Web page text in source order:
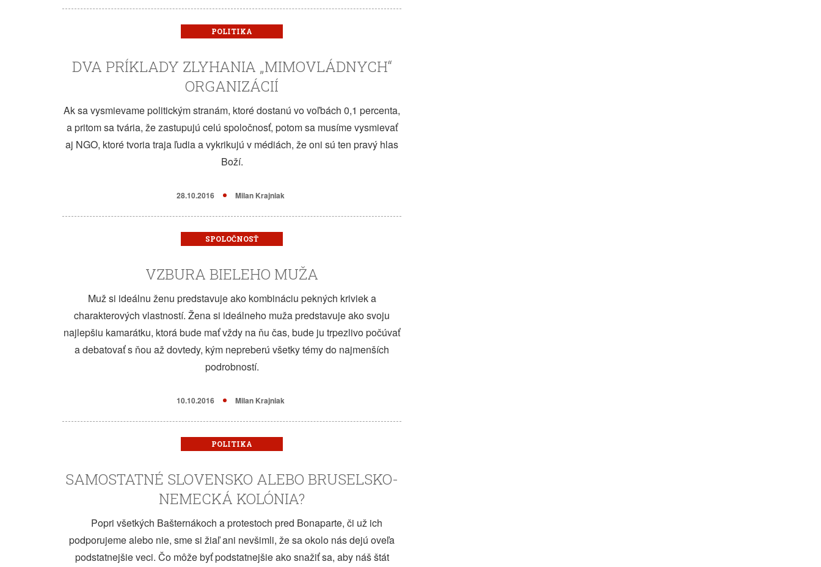
POLITIKA
DVA PRÍKLADY ZLYHANIA „MIMOVLÁDNYCH“
ORGANIZÁCIÍ
Ak sa vysmievame politickým stranám, ktoré dostanú vo voľbách 0,1 percenta,
a pritom sa tvária, že zastupujú celú spoločnosť, potom sa musíme vysmievať
aj NGO, ktoré tvoria traja ľudia a vykrikujú v médiách, že oni sú ten pravý hlas
Boží.
28.10.2016 Milan Krajniak
SPOLOČNOSŤ
VZBURA BIELEHO MUŽA
Muž si ideálnu ženu predstavuje ako kombináciu pekných kriviek a
charakterových vlastností. Žena si ideálneho muža predstavuje ako svoju
najlepšiu kamarátku, ktorá bude mať vždy na ňu čas, bude ju trpezlivo počúvať
a debatovať s ňou až dovtedy, kým nepreberú všetky témy do najmenších
podrobností.
10.10.2016 Milan Krajniak
POLITIKA
SAMOSTATNÉ SLOVENSKO ALEBO BRUSELSKO-
NEMECKÁ KOLÓNIA?
Popri všetkých Bašternákoch a protestoch pred Bonaparte, či už ich
podporujeme alebo nie, sme si žiaľ ani nevšimli, že sa okolo nás dejú oveľa
podstatnejšie veci. Čo môže byť podstatnejšie ako snažiť sa, aby náš štát